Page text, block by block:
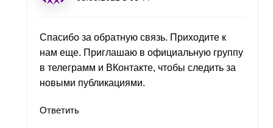
Спасибо за обратную связь. Приходите к
нам еще. Приглашаю в официальную группу
в телеграмм и ВКонтакте, чтобы следить за
новыми публикациями.
Ответить